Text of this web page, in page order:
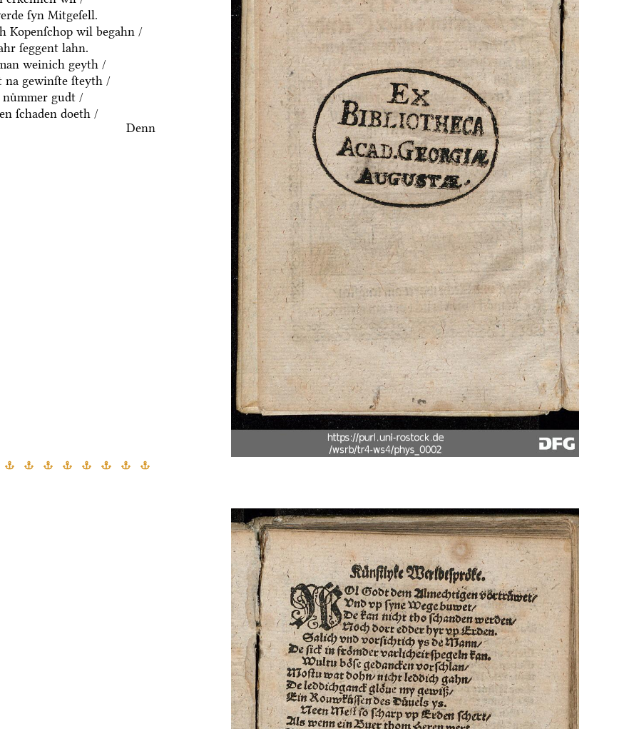
ſyn Mitgeſell.
Kopenſchop wil begahn /
ſeggent lahn.
weinich geyth /
gewinſte ſteyth /
gudt /
ſchaden doeth /
Denn